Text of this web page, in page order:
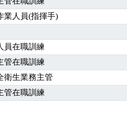
業人員(指揮手)
員在職訓練
管在職訓練
衛生業務主管
管在職訓練